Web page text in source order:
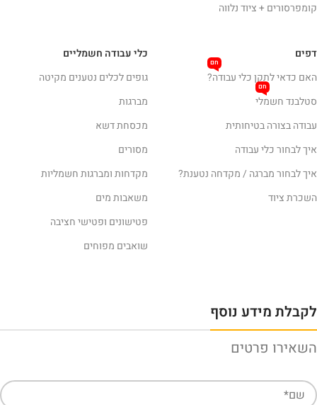
קומפרסורים + ציוד נלווה
כלי עבודה חשמליים
גופים לכלים נטענים מקיטה
מברגות
מכסחת דשא
מסורים
מקדחות ומברגות חשמליות
משאבות מים
פטישונים ופטישי חציבה
שואבים מפוחים
דפים
האם כדאי לתקן כלי עבודה?
חם
סטלבנד חשמלי
חם
עבודה בצורה בטיחותית
איך לבחור כלי עבודה
איך לבחור מברגה / מקדחה נטענת?
השכרת ציוד
לקבלת מידע נוסף
השאירו פרטים